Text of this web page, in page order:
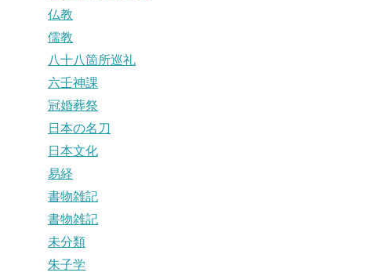
仏教
儒教
八十八箇所巡礼
六壬神課
冠婚葬祭
日本の名刀
日本文化
易経
書物雑記
書物雑記
未分類
朱子学